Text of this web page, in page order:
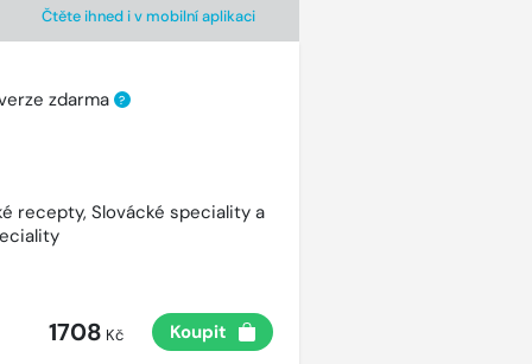
Čtěte ihned i v mobilní aplikaci
zdarma ?
recepty, Slovácké speciality a
1708 Kč Koupit